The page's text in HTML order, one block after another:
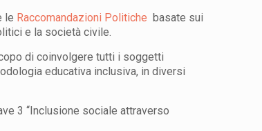
le Raccomandazioni Politiche basate sui
e la società civile.
di coinvolgere tutti i soggetti
educativa inclusiva, in diversi
3 “Inclusione sociale attraverso